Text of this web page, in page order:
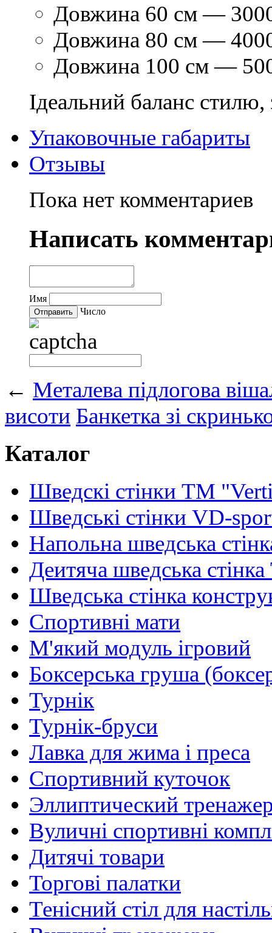
Довжина 60 см —
Довжина 80 см —
Довжина 100 см —
Ідеальний баланс стилю,
Упаковочные габариты
Отзывы
Пока нет комментариев
Написать
Имя
Число
← Металева підлогова
висоти Банкетка зі
Каталог
Шведскі стінки TM
Шведські стінки VD-
Напольна шведська
Деитяча шведська
Шведська стінка
Спортивні мати
М'який модуль ігровий
Боксерська груша
Турнік
Турнік-бруси
Лавка для жима і преса
Спортивний куточок
Эллиптический
Вуличні спортивні
Дитячі товари
Торгові палатки
Тенісний стіл для